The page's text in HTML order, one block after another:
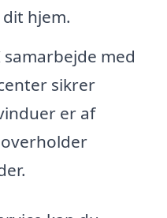
hjem.
samarbejde med
sikrer
er af